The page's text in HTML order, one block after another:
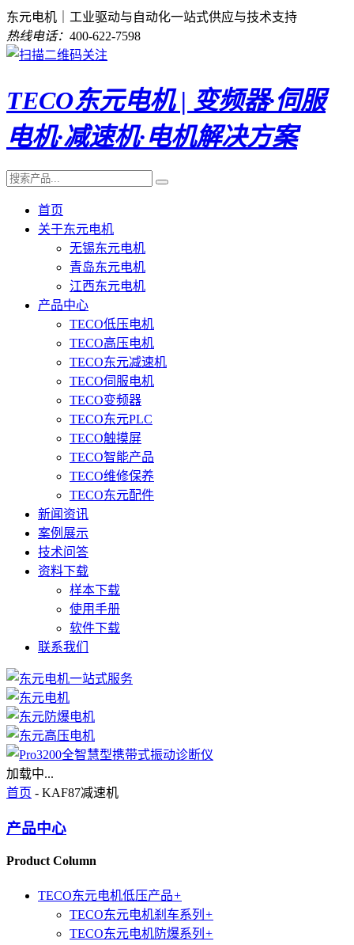
东元电机｜工业驱动与自动化一站式供应与技术支持
热线电话： 400-622-7598
TECO东元电机 | 变频器·伺服
电机·减速机·电机解决方案
首页
关于东元电机
无锡东元电机
青岛东元电机
江西东元电机
产品中心
TECO低压电机
TECO高压电机
TECO东元减速机
TECO伺服电机
TECO变频器
TECO东元PLC
TECO触摸屏
TECO智能产品
TECO维修保养
TECO东元配件
新闻资讯
案例展示
技术问答
资料下载
样本下载
使用手册
软件下载
联系我们
加载中...
首页 - KAF87减速机
产品中心
Product Column
TECO东元电机低压产品+
TECO东元电机刹车系列 +
TECO东元电机防爆系列 +